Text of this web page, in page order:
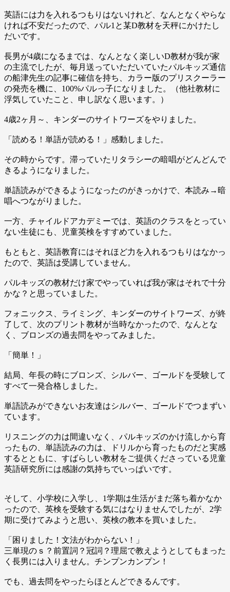
英語には力を入れるつもりはないけれど、なんとなくやらな
ければ不安だったので、パル1と某D教材を天秤にかけたし
だいです。
長男が4歳になるまでは、なんとなく楽しいD教材が我が家
の主流でしたが、毎月送っていただいていたパルキッズ通信
の船津先生の記事に確信を持ち、カラー版のプリスクーラー
の発売を機に、100%パルっ子になりました。（他社教材に
浮気していたこと、申し訳なく思います。）
4歳2ヶ月～、キンダーのサイトワーズをやりました。
「読める！単語が読める！」感動しました。
その時からです。滞っていたリタラシーの暗唱がどんどんで
きるようになりました。
単語読みができるようになったのがきっかけで、本読み→暗
唱へつながりました。
一方、チャイルドアカデミーでは、英語のクラスをとってい
ない生徒にも、児童英検をすすめていました。
もともと、英語教育にはそれほど力を入れるつもりはなかっ
たので、英語は受講していません。
パルキッズの教材だけ家でやっていれば我が家はそれで十分
かな？と思っていました。
フォニックス、ライミング、キンダーのサイトワーズ、が終
了して、次のプリント教材が当時なかったので、なんとな
く、ブロンズの過去問をやってみました。
「簡単！」
結局、年長の時にブロンズ、シルバー、ゴールドを受験して
すべて一発合格しました。
単語読みができないお友達はシルバー、ゴールドでつまずい
ています。
リスニングの力は間違いなく、パルキッズのかけ流しから育
ったもの、単語読みの力は、ドリルから育ったものだと実感
するとともに、すばらしい教材をご提供くださっている児童
英語研究所には感謝の気持ちでいっぱいです。
そして、小学校に入学し、1学期は生活がまだ落ち着かなか
ったので、英検を受験する気にはなりませんでしたが、2学
期に受けてみようと思い、英検の教本を買いました。
「困りました！文法がわからない！」
三単現のｓ？前置詞？冠詞？理屈で教えようとしてもまった
く長男には入りません。チンプンカンプン！
でも、過去問をやったらほとんどできるんです。